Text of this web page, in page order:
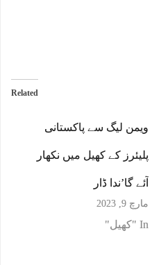
Related
ویمن لیگ سے پاکستانی
پلیئرز کے کھیل میں نکھار
آئے گا’ندا ڈار
مارچ 9, 2023
In "کھیل"